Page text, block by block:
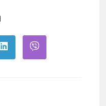
CONTENT
Opens
in
Opens
in